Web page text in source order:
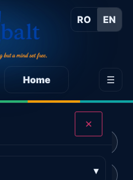
RO EN
Home ☰
✕
▾
Calculator preț 3D and AR